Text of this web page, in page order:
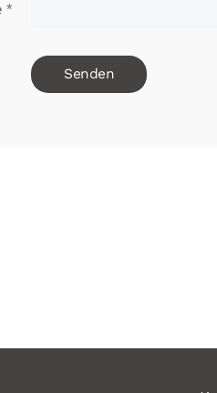
*
Senden